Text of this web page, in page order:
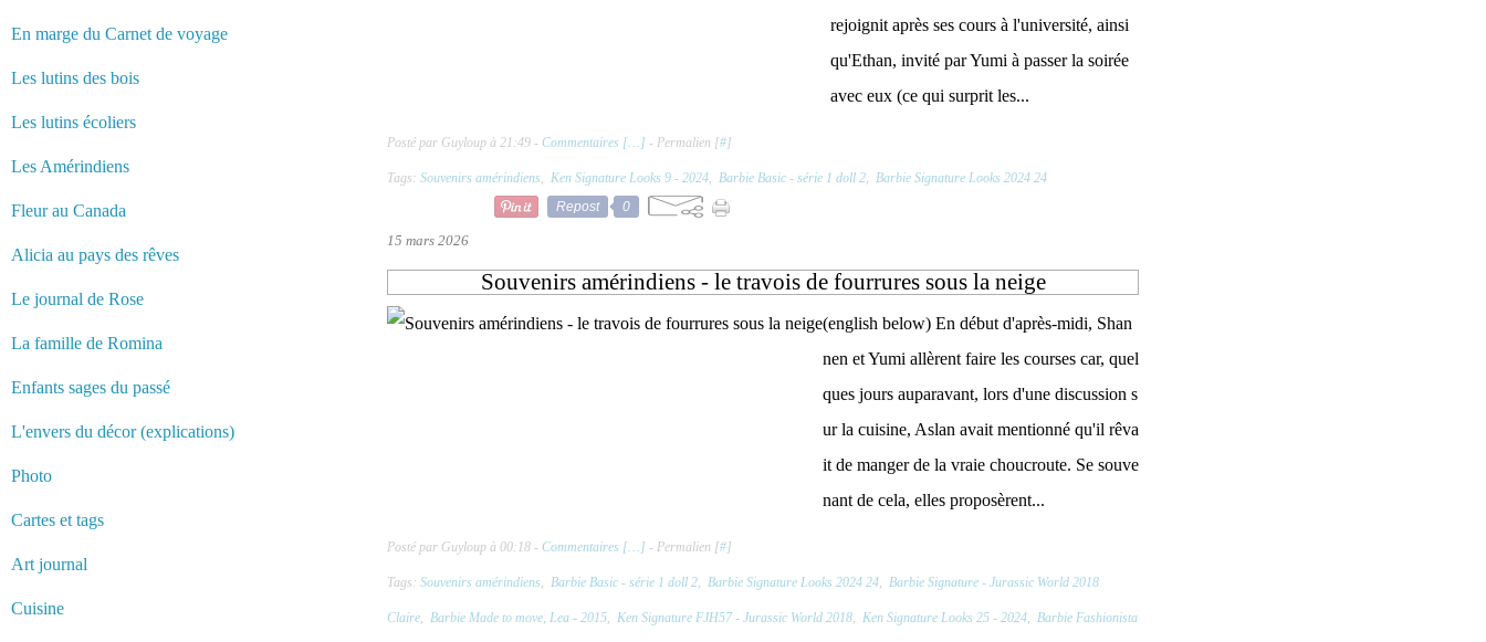
En marge du Carnet de voyage
Les lutins des bois
Les lutins écoliers
Les Amérindiens
Fleur au Canada
Alicia au pays des rêves
Le journal de Rose
La famille de Romina
Enfants sages du passé
L'envers du décor (explications)
Photo
Cartes et tags
Art journal
Cuisine
rejoignit après ses cours à l'université, ainsi
qu'Ethan, invité par Yumi à passer la soirée
avec eux (ce qui surprit les...
Posté par Guyloup à 21:49 - Commentaires [… ] - Permalien [#]
Tags: Souvenirs amérindiens, Ken Signature Looks 9 - 2024, Barbie Basic - série 1 doll 2, Barbie Signature Looks 2024 24
Repost
0
15 mars 2026
Souvenirs amérindiens - le travois de fourrures sous la neige
(english below) En début d'après-midi, Shan
nen et Yumi allèrent faire les courses car, quel
ques jours auparavant, lors d'une discussion s
ur la cuisine, Aslan avait mentionné qu'il rêva
it de manger de la vraie choucroute. Se souve
nant de cela, elles proposèrent...
Posté par Guyloup à 00:18 - Commentaires [… ] - Permalien [#]
Tags: Souvenirs amérindiens, Barbie Basic - série 1 doll 2, Barbie Signature Looks 2024 24, Barbie Signature - Jurassic World 2018
Claire, Barbie Made to move, Lea - 2015, Ken Signature FJH57 - Jurassic World 2018, Ken Signature Looks 25 - 2024, Barbie Fashionista